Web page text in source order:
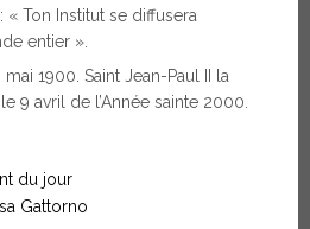
« Ton Institut se diffusera
entier ».
1900. Saint Jean-Paul II la
9 avril de l’Année sainte 2000.
du jour
Gattorno